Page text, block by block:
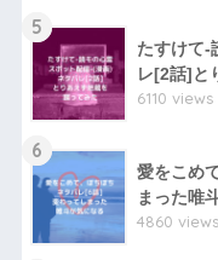
5
たすけて-
レ[2話]と
6110 views
6
愛をこめ
まった唯
4860 views